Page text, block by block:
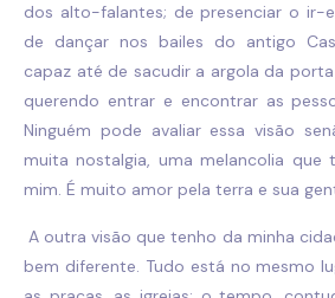
dos alto-falantes; de presenciar o ir-
de dançar nos bailes do antigo
capaz até de sacudir a argola da
querendo entrar e encontrar as
Ninguém pode avaliar essa visão
muita nostalgia, uma melancolia que
mim. É muito amor pela terra e sua
A outra visão que tenho da minha
bem diferente. Tudo está no mesmo